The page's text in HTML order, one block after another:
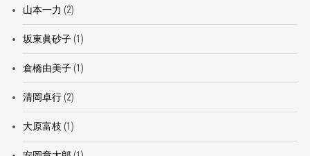
山本一力 (2)
坂東眞砂子(1)
倉橋由美子(1)
清岡卓行(2)
大原富枝 (1)